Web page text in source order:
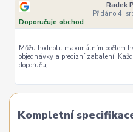
Radek
Přidáno 4.
Doporučuje obchod
Můžu hodnotit maximálním počtem
objednávky a precizní zabalení.
doporučuji
Kompletní